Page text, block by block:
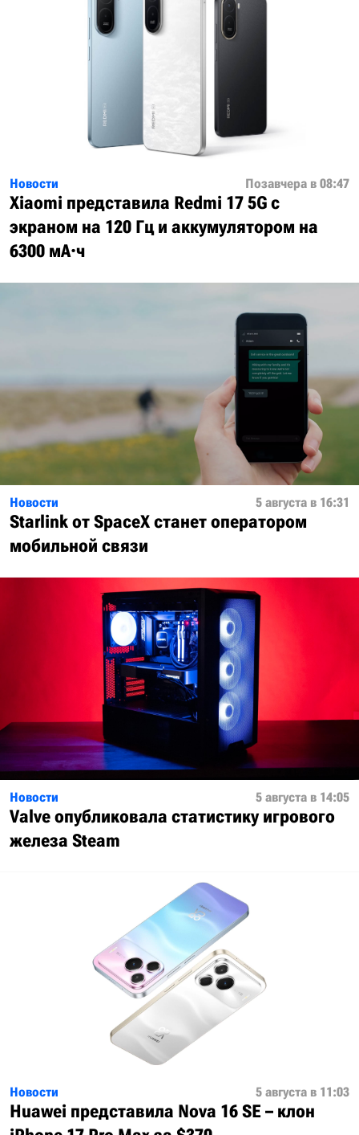
Новости Позавчера в 08:47
Xiaomi представила Redmi 17 5G с
экраном на 120 Гц и аккумулятором на
6300 мА·ч
Новости 5 августа в 16:31
Starlink от SpaceX станет оператором
мобильной связи
Новости 5 августа в 14:05
Valve опубликовала статистику игрового
железа Steam
Новости 5 августа в 11:03
Huawei представила Nova 16 SE – клон